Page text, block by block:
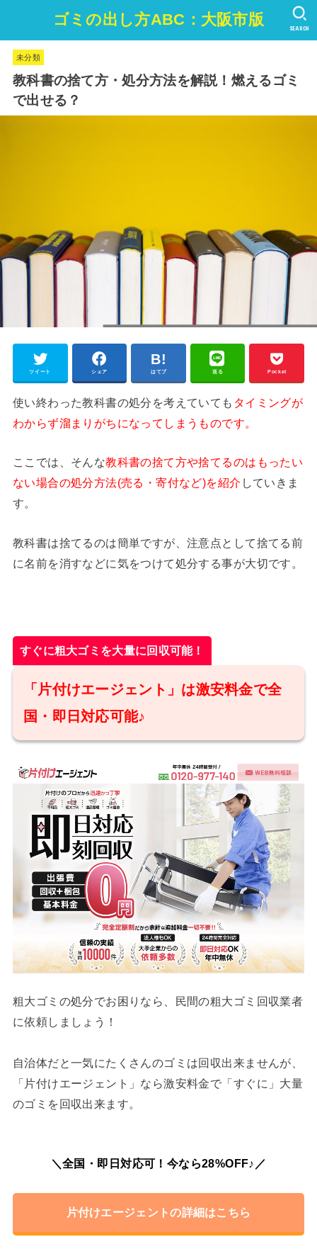
ゴミの出し方ABC：大阪市版 SEARCH
未分類
教科書の捨て方・処分方法を解説！燃えるゴミ
で出せる？
ツイート シェア はてブ 送る Pocket
使い終わった教科書の処分を考えていても タイミングが
わからず溜まりがちになってしまうものです。
ここでは、そんな教科書の捨て方や捨てるのはもったい
ない場合の処分方法(売る・寄付など)を紹介 していきま
す。
教科書は捨てるのは簡単ですが、注意点として捨てる前
に名前を消すなどに気をつけて処分する事が大切です。
すぐに粗大ゴミを大量に回収可能！
「片付けエージェント」は激安料金で全
国・即日対応可能♪
粗大ゴミの処分でお困りなら、民間の粗大ゴミ回収業者
に依頼しましょう！
自治体だと一気にたくさんのゴミは回収出来ませんが、
「片付けエージェント」なら激安料金で「すぐに」大量
のゴミを回収出来ます。
＼全国・即日対応可！今なら28%OFF♪／
片付けエージェントの詳細はこちら